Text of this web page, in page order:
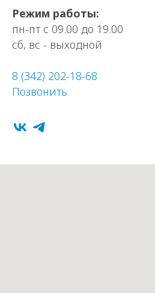
Режим работы:
пн-пт с 09.00 до 19.00
сб, вс - выходной
8 (342) 202-18-68
Позвонить